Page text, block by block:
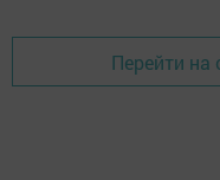
Перейти на